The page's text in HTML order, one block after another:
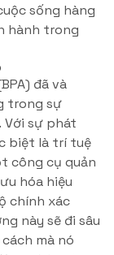
sống hàng
hành trong
đã và
trong sự
Với sự phát
biệt là trí tuệ
công cụ quản
hóa hiệu
chính xác
này sẽ đi sâu
mà nó